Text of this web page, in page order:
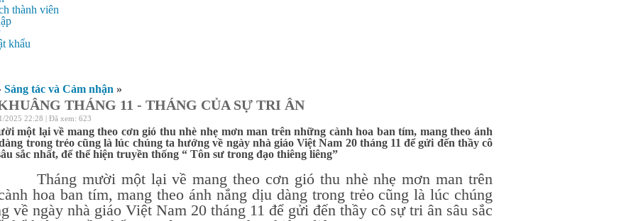
thành viên
khẩu
Sáng tác và Cảm nhận »
THÁNG 11 - THÁNG CỦA SỰ TRI ÂN
2025 22:28 | Đã xem: 623
một lại về mang theo cơn gió thu nhè nhẹ mơn man trên những cành hoa ban tím, mang theo ánh
trong trẻo cũng là lúc chúng ta hướng về ngày nhà giáo Việt Nam 20 tháng 11 để gửi đến thầy cô
sắc nhất, để thể hiện truyền thống “ Tôn sư trong đạo thiêng liêng”
mười một lại về mang theo cơn gió thu nhè nhẹ mơn man trên
hoa ban tím, mang theo ánh nắng dịu dàng trong trẻo cũng là lúc chúng
về ngày nhà giáo Việt Nam 20 tháng 11 để gửi đến thầy cô sự tri ân sâu sắc